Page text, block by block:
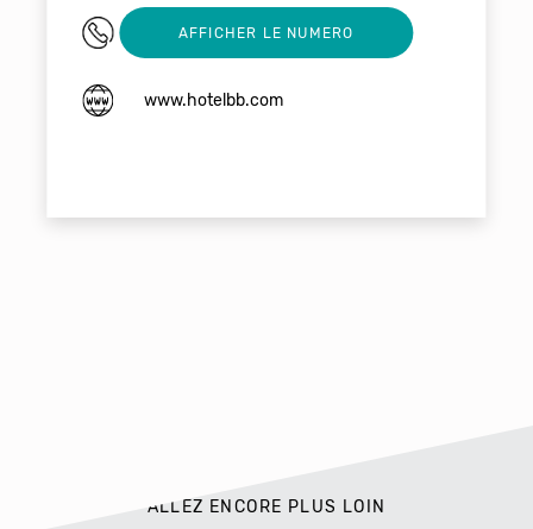
08 92 70 75 37
AFFICHER LE NUMERO
www.hotelbb.com
ALLEZ ENCORE PLUS LOIN